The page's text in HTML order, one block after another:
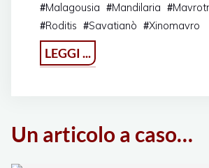
#Malagousia #Mandilaria #
#Roditis #Savatianò #Xinomavro
LEGGI ...
Wine
Un articolo a caso…